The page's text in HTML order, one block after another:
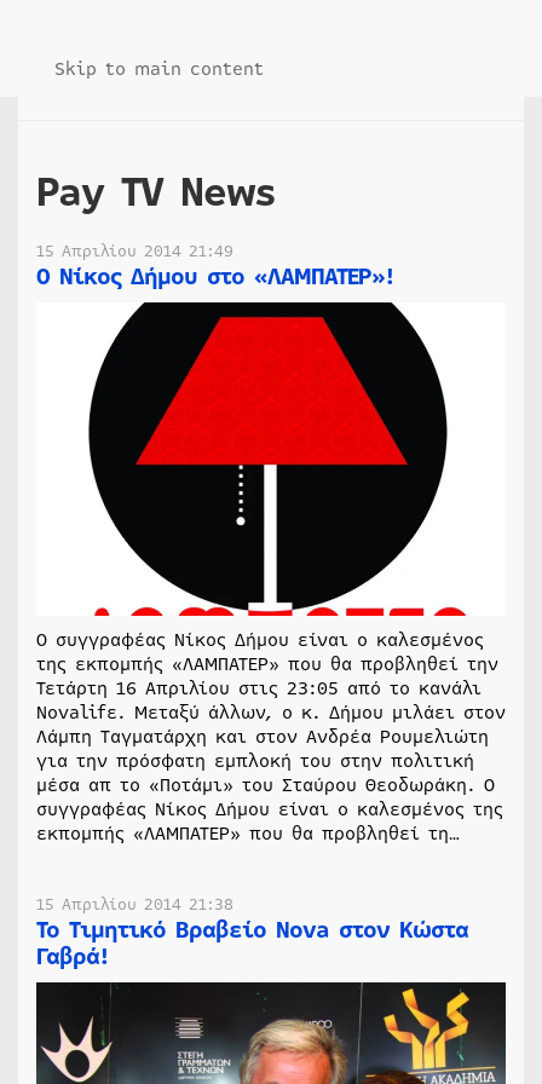
Skip to main content
Pay TV News
15 Απριλίου 2014 21:49
Ο Νίκος Δήμου στο «ΛΑΜΠΑΤΕΡ»!
Ο συγγραφέας Νίκος Δήμου είναι ο καλεσμένος
της εκπομπής «ΛΑΜΠΑΤΕΡ» που θα προβληθεί την
Τετάρτη 16 Απριλίου στις 23:05 από το κανάλι
Novalifε. Μεταξύ άλλων, ο κ. Δήμου μιλάει στον
Λάμπη Ταγματάρχη και στον Ανδρέα Ρουμελιώτη
για την πρόσφατη εμπλοκή του στην πολιτική
μέσα απ το «Ποτάμι» του Σταύρου Θεοδωράκη. Ο
συγγραφέας Νίκος Δήμου είναι ο καλεσμένος της
εκπομπής «ΛΑΜΠΑΤΕΡ» που θα προβληθεί τη…
15 Απριλίου 2014 21:38
Το Τιμητικό Βραβείο Nova στον Κώστα
Γαβρά!